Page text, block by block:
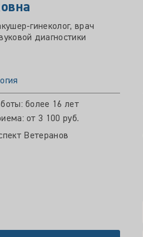
гинеколог, врач
диагностики
более 16 лет
от 3 100 руб.
Ветеранов